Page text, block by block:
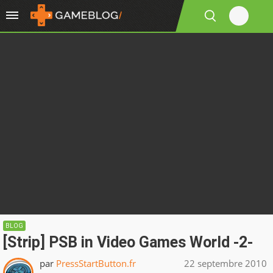
BLOG
[Strip] PSB in Video Games World -2-
par PressStartButton.fr 22 septembre 2010